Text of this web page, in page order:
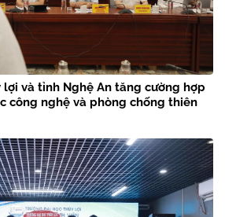
lợi và tỉnh Nghệ An tăng cường hợp
công nghệ và phòng chống thiên